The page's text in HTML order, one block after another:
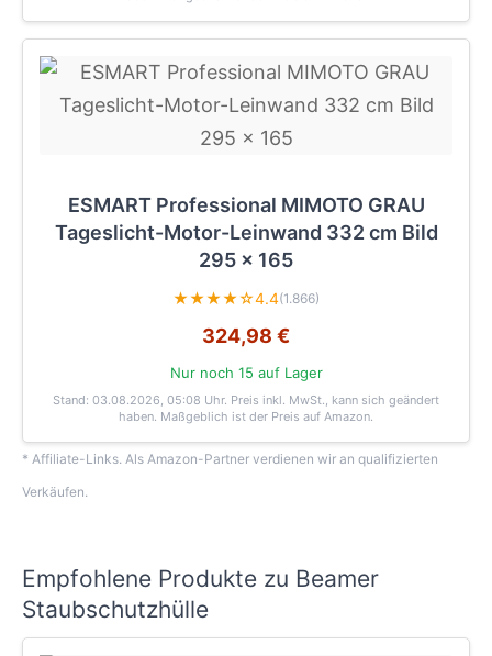
ESMART Professional MIMOTO GRAU
Tageslicht-Motor-Leinwand 332 cm Bild
295 x 165
★★★★☆4.4(1.866)
324,98 €
Nur noch 15 auf Lager
Stand: 03.08.2026, 05:08 Uhr. Preis inkl. MwSt., kann sich geändert
haben. Maßgeblich ist der Preis auf Amazon.
* Affiliate-Links. Als Amazon-Partner verdienen wir an qualifizierten
Verkäufen.
Empfohlene Produkte zu Beamer
Staubschutzhülle